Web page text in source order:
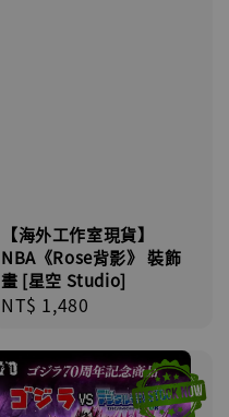
【海外工作室現貨】
NBA《Rose背影》 裝飾
畫 [星空 Studio]
Regular
NT$ 1,480